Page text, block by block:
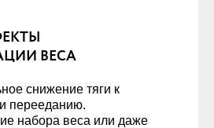
ВЕСА
снижение тяги к
перееданию.
набора веса или даже